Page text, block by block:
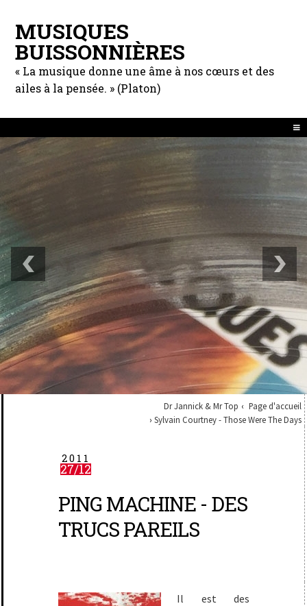
MUSIQUES
BUISSONNIÈRES
« La musique donne une âme à nos cœurs et des
ailes à la pensée. » (Platon)
Dr Jannick & Mr Top
Page d'accueil
Sylvain Courtney - Those Were The Days
2011
27/12
PING MACHINE - DES
TRUCS PAREILS
Il est des